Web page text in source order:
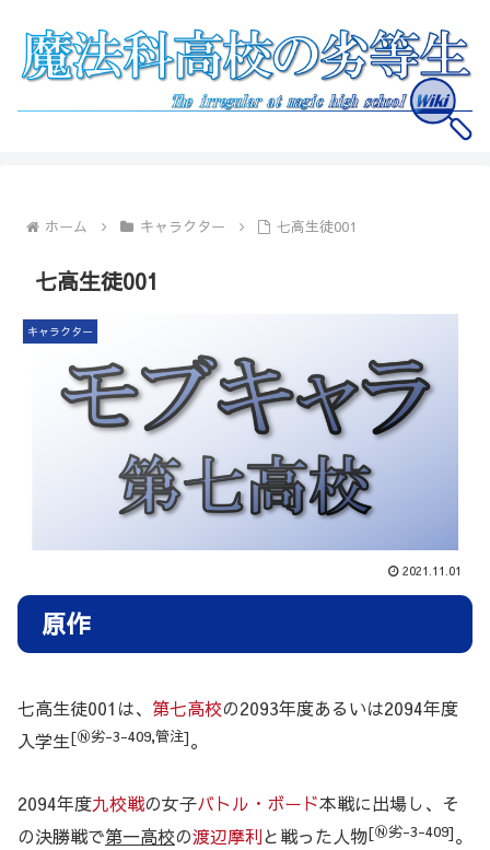
ホーム キャラクター 七高生徒001
七高生徒001
キャラクター
2021.11.01
原作
七高生徒001は、 第七高校の2093年度あるいは2094年度
入学生[Ⓝ劣-3-409,管注]。
2094年度九校戦の女子バトル・ボード本戦に出場し、そ
の決勝戦で第一高校の渡辺摩利と戦った人物[Ⓝ劣-3-409]。